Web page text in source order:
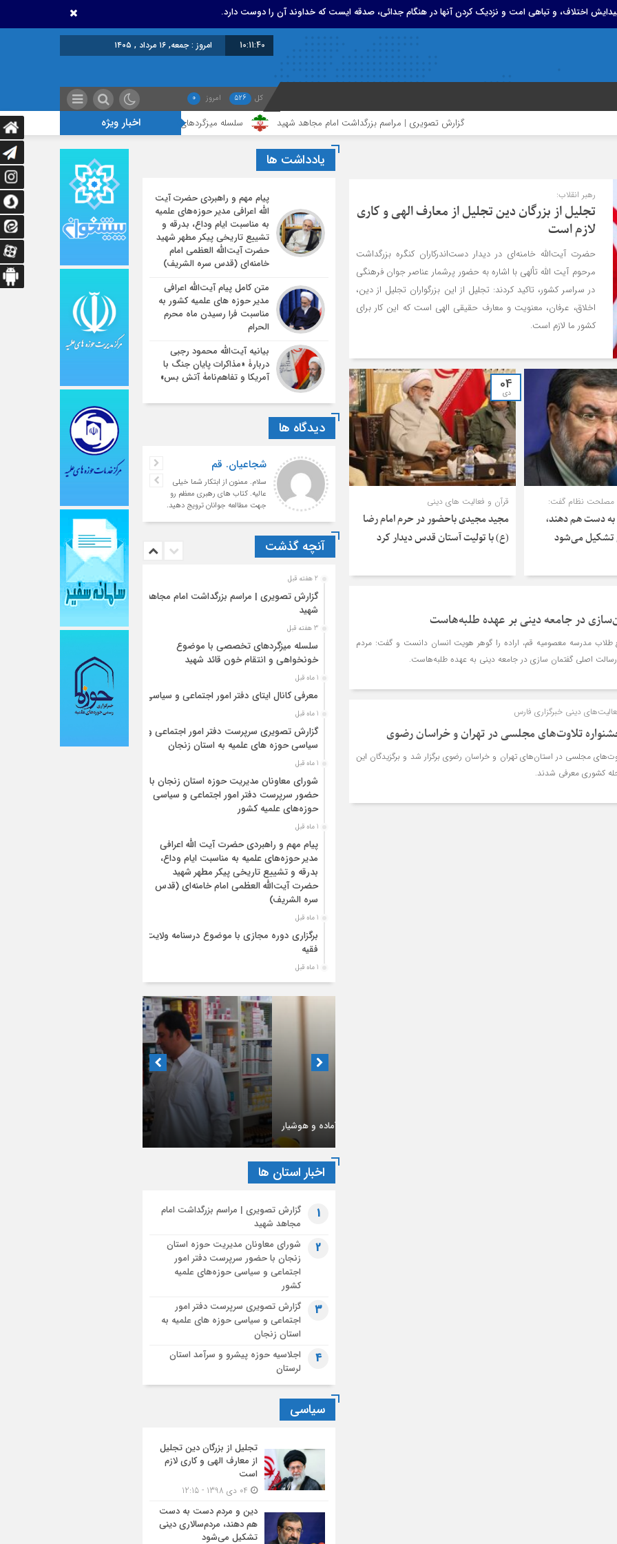
اختلاف، و تباهی امت و نزدیک کردن آنها در هنگام جدائی، صدقه ایست که خداوند آن را دوست دارد.
10:11:40 امروز : جمعه, ۱۶ مرداد , ۱۴۰۵
کل 526 امروز 0
اخبار ویژه گزارش تصویری | مراسم بزرگداشت امام مجاهد شهید سلسله میزگردهای تخصصی با موضوع خونخواهی و انتقام خون قائد شهید
رهبر انقلاب:
تجلیل از بزرگان دین تجلیل از معارف الهی و کاری
لازم است
حضرت آیت‌الله خامنه‌ای در دیدار دست‌اندرکاران کنگره بزرگداشت
مرحوم آیت الله تألهی با اشاره به حضور پرشمار عناصر جوان فرهنگی
در سراسر کشور، تاکید کردند: تجلیل از این بزرگواران تجلیل از دین،
اخلاق، عرفان، معنویت و معارف حقیقی الهی است که این کار برای
کشور ما لازم است.
نظام گفت:
دست هم دهند،
تشکیل می‌شود
04
دی
قرآن و فعالیت های دینی
مجید مجیدی باحضور در حرم امام رضا
(ع) با تولیت آستان قدس دیدار کرد
در جامعه دینی بر عهده طلبه‌هاست
مدرسه معصومیه قم، اراده را گوهر هویت انسان دانست و گفت: مردم
اصلی گفتمان سازی در جامعه دینی به عهده طلبه‌هاست.
دینی خبرگزاری فارس
تلاوت‌های مجلسی در تهران و خراسان رضوی
مجلسی در استان‌های تهران و خراسان رضوی برگزار شد و برگزیدگان این
کشوری معرفی شدند.
یادداشت ها
پیام مهم و راهبردی حضرت آیت
الله اعرافی مدیر حوزه‌های علمیه
به مناسبت ایام وداع، بدرقه و
تشییع تاریخی پیکر مطهر شهید
حضرت آیت‌الله العظمی امام
خامنه‌ای (قدس سره الشریف)
متن کامل پیام آیت‌الله اعرافی
مدیر حوزه های علمیه کشور به
مناسبت فرا رسیدن ماه محرم
الحرام
بیانیه آیت‌الله محمود رجبی
دربارۀ «مذاکرات پایان جنگ با
آمریکا و تفاهم‌نامۀ آتش بس»
دیدگاه ها
شجاعیان. قم
سلام. ممنون از ابتکار شما خیلی
عالیه. کتاب های رهبری معظم رو
جهت مطالعه جوانان ترویج دهید.
...
سلام خیلی خوبه ولی ای کاش
مختص حوزه نبود.
کارشناس مسئول
متاسفانه خیر
آنچه گذشت
2 هفته قبل
گزارش تصویری | مراسم بزرگداشت امام مجاهد
شهید
3 هفته قبل
سلسله میزگردهای تخصصی با موضوع
خونخواهی و انتقام خون قائد شهید
1 ماه قبل
معرفی کانال ایتای دفتر امور اجتماعی و سیاسی
1 ماه قبل
گزارش تصویری سرپرست دفتر امور اجتماعی و
سیاسی حوزه های علمیه به استان زنجان
1 ماه قبل
شورای معاونان مدیریت حوزه استان زنجان با
حضور سرپرست دفتر امور اجتماعی و سیاسی
حوزه‌های علمیه کشور
1 ماه قبل
پیام مهم و راهبردی حضرت آیت الله اعرافی
مدیر حوزه‌های علمیه به مناسبت ایام وداع،
بدرقه و تشییع تاریخی پیکر مطهر شهید
حضرت آیت‌الله العظمی امام خامنه‌ای (قدس
سره الشریف)
1 ماه قبل
برگزاری دوره مجازی با موضوع درسنامه ولایت
فقیه
1 ماه قبل
متن کامل پیام آیت‌الله اعرافی مدیر حوزه های
علمیه کشور به مناسبت فرا رسیدن ماه محرم
بیانیه آیت‌الله محمود رجبی دربارۀ «مذاکرات
پایان جنگ با آمریکا و تفاهم‌نامۀ آتش بس»
تشریح محورهای عملیات تبلیغ محرم توسط
سخنگوی قرارگاه بلاغ مبین حوزه
دبیر انجمن داروسازان استان تهران
حال ناخوش داروخانه‌ها در رویارویی با مشکلات
مالی
اخبار استان ها
1
گزارش تصویری | مراسم بزرگداشت امام
مجاهد شهید
2
شورای معاونان مدیریت حوزه استان
زنجان با حضور سرپرست دفتر امور
اجتماعی و سیاسی حوزه‌های علمیه
کشور
3
گزارش تصویری سرپرست دفتر امور
اجتماعی و سیاسی حوزه های علمیه به
استان زنجان
4
اجلاسیه حوزه پیشرو و سرآمد استان
لرستان
سیاسی
تجلیل از بزرگان دین تجلیل
از معارف الهی و کاری لازم
است
دین و مردم دست به‌ دست
هم دهند، مردم‌سالاری دینی
تشکیل می‌شود